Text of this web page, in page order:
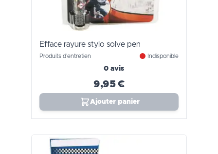
Efface rayure stylo solve pen
Produits d'entretien Indisponible
0 avis
9,95 €
Ajouter panier